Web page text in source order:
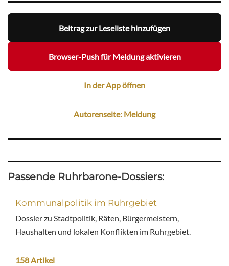
Beitrag zur Leseliste hinzufügen
Browser-Push für Meldung aktivieren
In der App öffnen
Autorenseite: Meldung
Passende Ruhrbarone-Dossiers:
Kommunalpolitik im Ruhrgebiet
Dossier zu Stadtpolitik, Räten, Bürgermeistern,
Haushalten und lokalen Konflikten im Ruhrgebiet.
158 Artikel